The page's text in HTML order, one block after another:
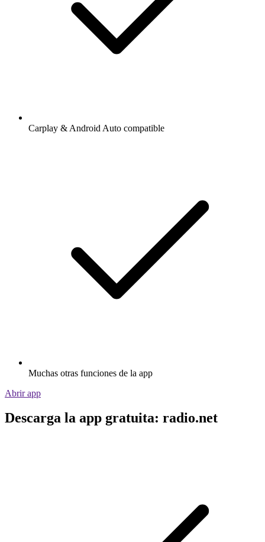
Carplay & Android Auto compatible
Muchas otras funciones de la app
Abrir app
Descarga la app gratuita: radio.net